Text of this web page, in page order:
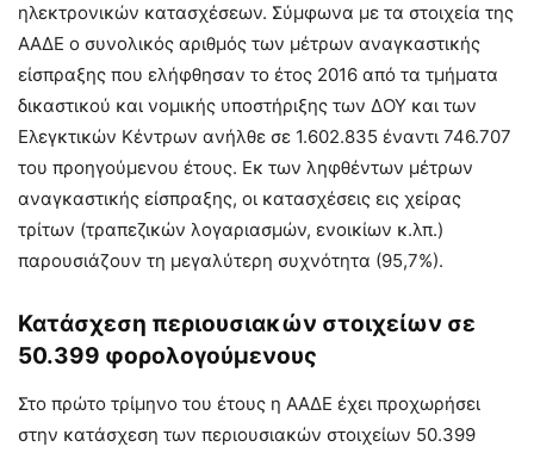
ηλεκτρονικών κατασχέσεων. Σύμφωνα με τα στοιχεία της
ΑΑΔΕ ο συνολικός αριθμός των μέτρων αναγκαστικής
είσπραξης που ελήφθησαν το έτος 2016 από τα τμήματα
δικαστικού και νομικής υποστήριξης των ΔΟΥ και των
Ελεγκτικών Κέντρων ανήλθε σε 1.602.835 έναντι 746.707
του προηγούμενου έτους. Εκ των ληφθέντων μέτρων
αναγκαστικής είσπραξης, οι κατασχέσεις εις χείρας
τρίτων (τραπεζικών λογαριασμών, ενοικίων κ.λπ.)
παρουσιάζουν τη μεγαλύτερη συχνότητα (95,7%).
Κατάσχεση περιουσιακών στοιχείων σε
50.399 φορολογούμενους
Στο πρώτο τρίμηνο του έτους η ΑΑΔΕ έχει προχωρήσει
στην κατάσχεση των περιουσιακών στοιχείων 50.399